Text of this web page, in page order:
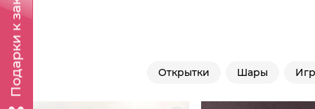
Открытки Шары
Подарки к заказу